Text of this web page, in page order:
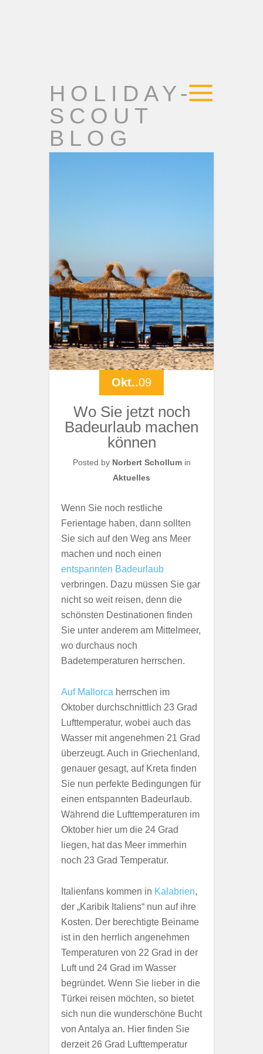
HOLIDAY-
SCOUT
BLOG
Okt..09
Wo Sie jetzt noch
Badeurlaub machen
können
Posted by Norbert Schollumin
Aktuelles
Wenn Sie noch restliche
Ferientage haben, dann sollten
Sie sich auf den Weg ans Meer
machen und noch einen
entspannten Badeurlaub
verbringen. Dazu müssen Sie gar
nicht so weit reisen, denn die
schönsten Destinationen finden
Sie unter anderem am Mittelmeer,
wo durchaus noch
Badetemperaturen herrschen.
Auf Mallorca herrschen im
Oktober durchschnittlich 23 Grad
Lufttemperatur, wobei auch das
Wasser mit angenehmen 21 Grad
überzeugt. Auch in Griechenland,
genauer gesagt, auf Kreta finden
Sie nun perfekte Bedingungen für
einen entspannten Badeurlaub.
Während die Lufttemperaturen im
Oktober hier um die 24 Grad
liegen, hat das Meer immerhin
noch 23 Grad Temperatur.
Italienfans kommen in Kalabrien,
der „Karibik Italiens“ nun auf ihre
Kosten. Der berechtigte Beiname
ist in den herrlich angenehmen
Temperaturen von 22 Grad in der
Luft und 24 Grad im Wasser
begründet. Wenn Sie lieber in die
Türkei reisen möchten, so bietet
sich nun die wunderschöne Bucht
von Antalya an. Hier finden Sie
derzeit 26 Grad Lufttemperatur